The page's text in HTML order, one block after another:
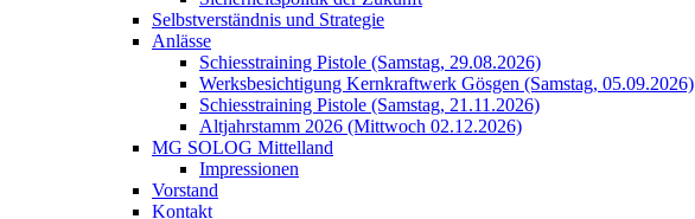
Selbstverständnis und Strategie
Anlässe
Schiesstraining Pistole (Samstag, 29.08.2026)
Werksbesichtigung Kernkraftwerk Gösgen (Samstag, 05.09.2026)
Schiesstraining Pistole (Samstag, 21.11.2026)
Altjahrstamm 2026 (Mittwoch 02.12.2026)
MG SOLOG Mittelland
Impressionen
Vorstand
Kontakt